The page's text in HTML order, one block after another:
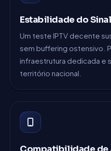
Estabilidade do Sinal
Um teste IPTV decente
sem buffering ostensivo.
infraestrutura dedicada e
território nacional.